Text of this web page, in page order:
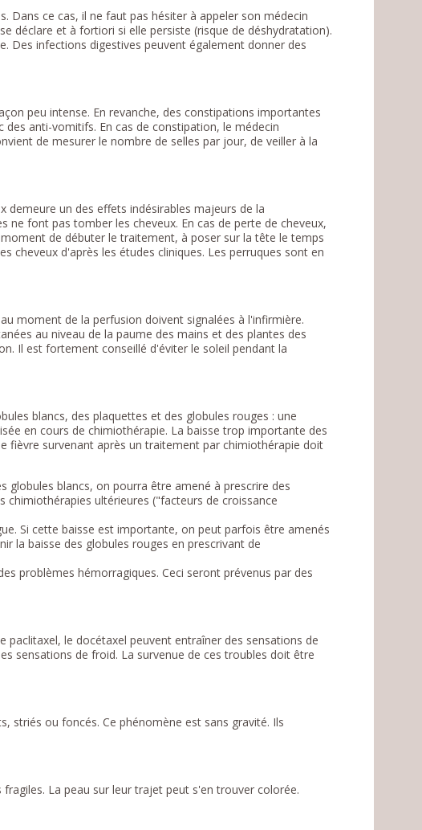
Dans ce cas, il ne faut pas hésiter à appeler son médecin
déclare et à fortiori si elle persiste (risque de déshydratation).
Des infections digestives peuvent également donner des
peu intense. En revanche, des constipations importantes
anti-vomitifs. En cas de constipation, le médecin
de mesurer le nombre de selles par jour, de veiller à la
demeure un des effets indésirables majeurs de la
ne font pas tomber les cheveux. En cas de perte de cheveux,
de débuter le traitement, à poser sur la tête le temps
cheveux d'après les études cliniques. Les perruques sont en
moment de la perfusion doivent signalées à l'infirmière.
au niveau de la paume des mains et des plantes des
Il est fortement conseillé d'éviter le soleil pendant la
blancs, des plaquettes et des globules rouges : une
en cours de chimiothérapie. La baisse trop importante des
fièvre survenant après un traitement par chimiothérapie doit
globules blancs, on pourra être amené à prescrire des
chimiothérapies ultérieures ("facteurs de croissance
Si cette baisse est importante, on peut parfois être amenés
la baisse des globules rouges en prescrivant de
problèmes hémorragiques. Ceci seront prévenus par des
paclitaxel, le docétaxel peuvent entraîner des sensations de
sensations de froid. La survenue de ces troubles doit être
striés ou foncés. Ce phénomène est sans gravité. Ils
La peau sur leur trajet peut s'en trouver colorée.